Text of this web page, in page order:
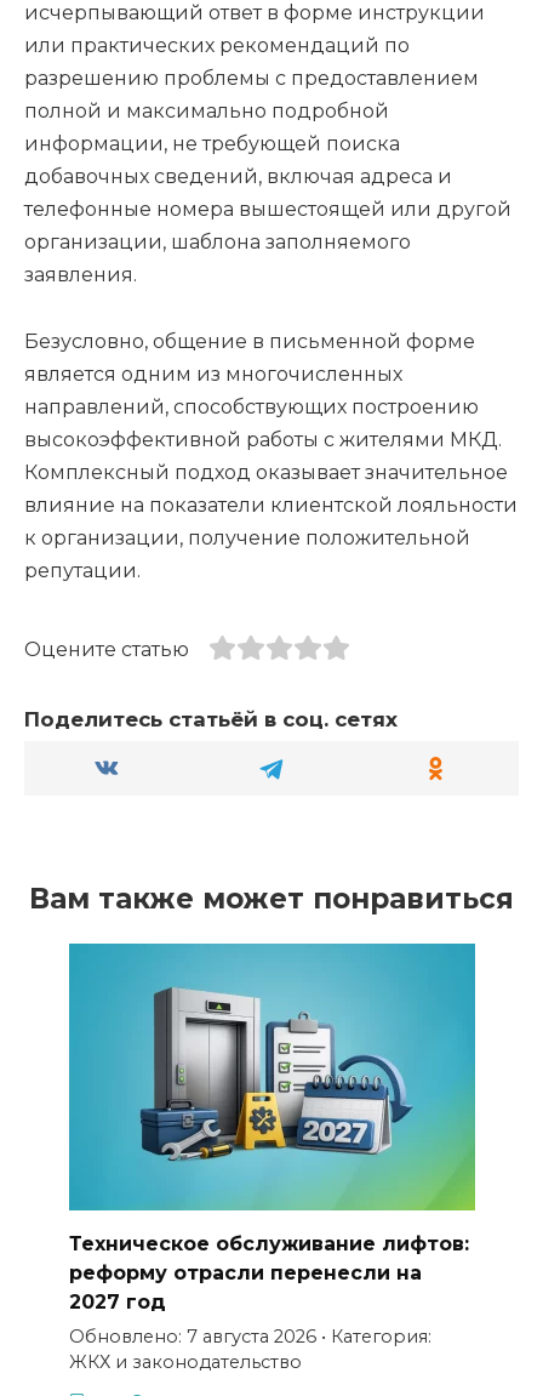
исчерпывающий ответ в форме инструкции
или практических рекомендаций по
разрешению проблемы с предоставлением
полной и максимально подробной
информации, не требующей поиска
добавочных сведений, включая адреса и
телефонные номера вышестоящей или другой
организации, шаблона заполняемого
заявления.
Безусловно, общение в письменной форме
является одним из многочисленных
направлений, способствующих построению
высокоэффективной работы с жителями МКД.
Комплексный подход оказывает значительное
влияние на показатели клиентской лояльности
к организации, получение положительной
репутации.
Оцените статью
Поделитесь статьёй в соц. сетях
Вам также может понравиться
Техническое обслуживание лифтов:
реформу отрасли перенесли на
2027 год
Обновлено: 7 августа 2026 • Категория:
ЖКХ и законодательство